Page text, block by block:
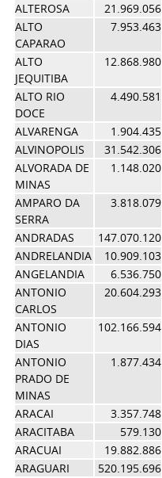
ALTEROSA
21.969.056
ALTO
CAPARAO
7.953.463
ALTO
JEQUITIBA
12.868.980
ALTO RIO
DOCE
4.490.581
ALVARENGA 1.904.435
ALVINOPOLIS
31.542.306
ALVORADA DE
MINAS
1.148.020
AMPARO DA
SERRA
3.818.079
ANDRADAS 147.070.120
ANDRELANDIA
10.909.103
ANGELANDIA
6.536.750
ANTONIO
CARLOS
20.604.293
ANTONIO
DIAS
102.166.594
ANTONIO
PRADO DE
MINAS
1.877.434
ARACAI 3.357.748
ARACITABA
579.130
ARACUAI
19.882.886
ARAGUARI
520.195.696